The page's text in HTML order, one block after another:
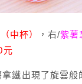
中杯） ，右/紫薯
元
鐵出現了旋雲般